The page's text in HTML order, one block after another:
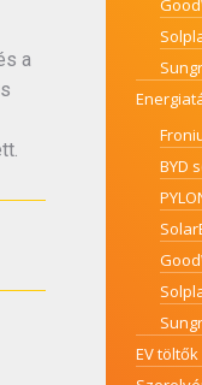
a
BYD
EV töltők